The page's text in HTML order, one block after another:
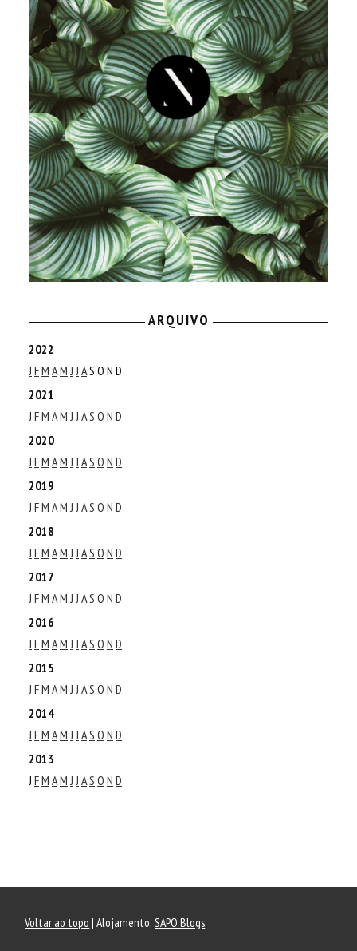
ARQUIVO
2022
J FM AM J J AS O N D
2021
J FM AM J J AS O N D
2020
J FM AM J J AS O N D
2019
J FM AM J J AS O N D
2018
J FM AM J J AS O N D
2017
J FM AM J J AS O N D
2016
J FM AM J J AS O N D
2015
J FM AM J J AS O N D
2014
J FM AM J J AS O N D
2013
J FM AM J J AS O N D
Voltar ao topo | Alojamento:SAPO Blogs.